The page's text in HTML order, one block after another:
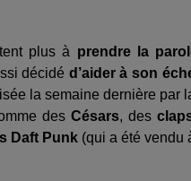
plus à prendre la
décidé d’aider à son
la semaine dernière par
desCésars, des
Daft Punk (qui a été vendu